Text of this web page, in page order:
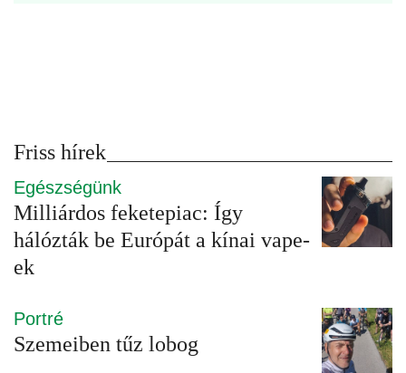
Friss hírek
Egészségünk
Milliárdos feketepiac: Így
hálózták be Európát a kínai vape-
ek
Portré
Szemeiben tűz lobog